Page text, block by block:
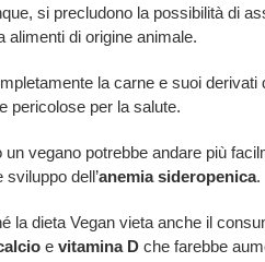
si precludono la possibilità di
alimenti di origine animale.
la carne e suoi derivati
pericolose per la salute.
un vegano potrebbe andare più
dell’anemia sideropenica.
la dieta Vegan vieta anche il
e vitamina Dche farebbe